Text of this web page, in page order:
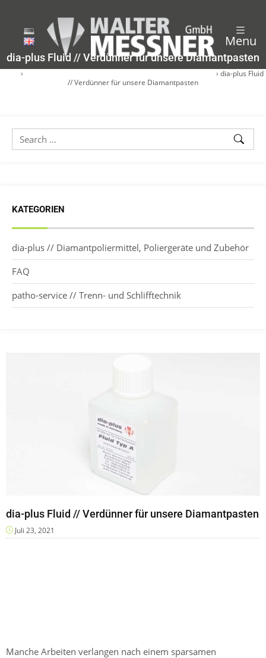
Menu
dia-plus Fluid // Verdünner für unsere Diamantpasten
› › dia-plus Fluid
// Verdünner für unsere Diamantpasten
KATEGORIEN
dia-plus // Diamantpoliermittel, Poliergeräte und Zubehör
FAQ
patho-service // Trenn- und Schlifftechnik
dia-plus Fluid // Verdünner für unsere Diamantpasten
Juli 23, 2021
Manche Arbeiten verlangen nach einem sparsamen